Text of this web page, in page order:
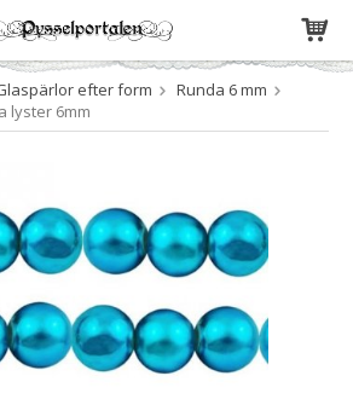
har blivit tillagd i varukorgen
efter form
Runda 6 mm
lyster 6mm